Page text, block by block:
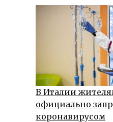
В Италии
официально
коронавирусом